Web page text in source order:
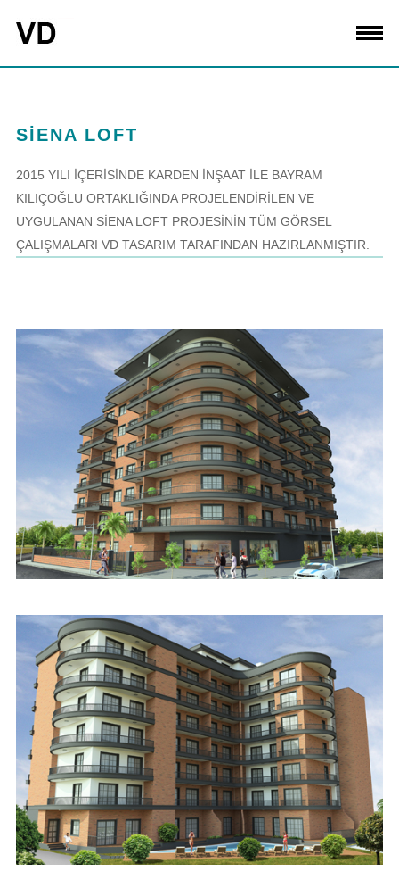
SİENA LOFT
2015 YILI İÇERİSİNDE KARDEN İNŞAAT İLE BAYRAM
KILIÇOĞLU ORTAKLIĞINDA PROJELENDİRİLEN VE
UYGULANAN SİENA LOFT PROJESİNİN TÜM GÖRSEL
ÇALIŞMALARI VD TASARIM TARAFINDAN HAZIRLANMIŞTIR.